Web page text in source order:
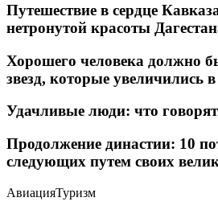
Путешествие в сердце
нетронутой красоты
Хорошего человека должно
звезд, которые увеличились
Удачливые люди: что
Продолжение династии: 10
следующих путем своих
АвиацияТуризм